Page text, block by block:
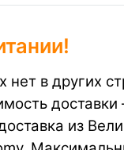
нет в других
из